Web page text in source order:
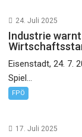
24. Juli 2025
Industrie
Eisenstadt, 24. 7.
Spiel...
FPÖ
17. Juli 2025